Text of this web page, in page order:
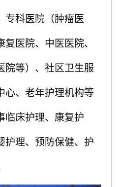
专科医院（肿瘤医
医院、中医医院、
院等）、社区卫生服
心、老年护理机构等
临床护理、康复护
护理、预防保健、护